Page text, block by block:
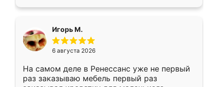
Игорь М.
6 августа 2026
На самом деле в Ренессанс уже не первый
раз заказываю мебель первый раз